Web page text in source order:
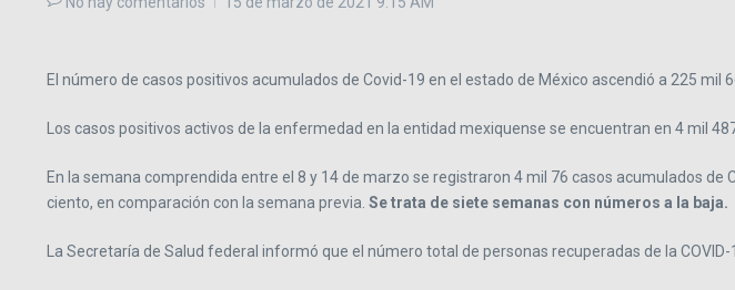
El número de casos positivos acumulados de Covid-19 en el estado de México ascendió a 225
Los casos positivos activos de la enfermedad en la entidad mexiquense se encuentran en 4 mil
En la semana comprendida entre el 8 y 14 de marzo se registraron 4 mil 76 casos acumulados
ciento, en comparación con la semana previa. Se trata de siete semanas con números a la baja.
La Secretaría de Salud federal informó que el número total de personas recuperadas de la